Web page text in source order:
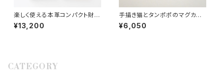
楽しく使える本革コンパクト財布
★えんぎモノグラムシリーズ
¥13,200
手描き猫とタンポポのマグカッ
プ 春風もくもく模様・猫モチーフ
¥6,050
CATEGORY